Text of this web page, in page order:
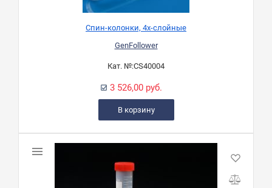
Спин-колонки, 4х-слойные
GenFollower
Кат. №:CS40004
3 526,00 руб.
В корзину